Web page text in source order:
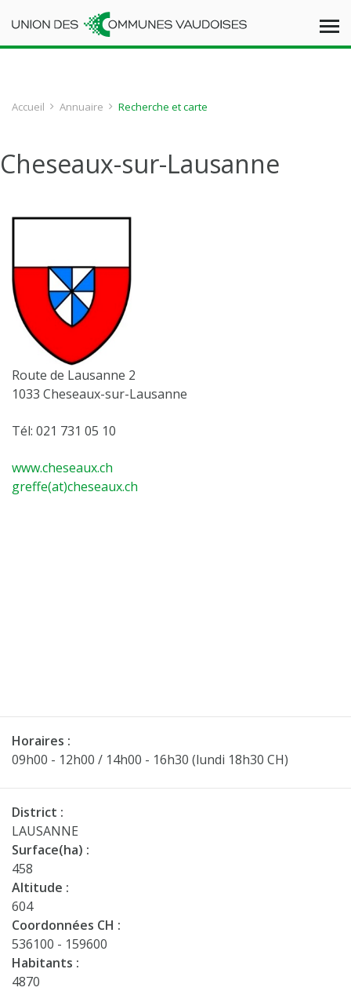
Accueil Annuaire Recherche et carte
Cheseaux-sur-Lausanne
Route de Lausanne 2
1033 Cheseaux-sur-Lausanne
Tél: 021 731 05 10
www.cheseaux.ch
greffe(at)cheseaux.ch
Horaires :
09h00 - 12h00 / 14h00 - 16h30 (lundi 18h30 CH)
District :
LAUSANNE
Surface(ha) :
458
Altitude :
604
Coordonnées CH :
536100 - 159600
Habitants :
4870